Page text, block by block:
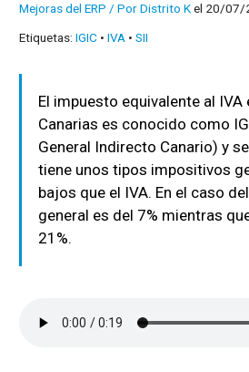
Mejoras del ERP / PorDistrito Kel 20/07/
Etiquetas:IGIC •IVA •SII
El impuesto equivalente al IVA
Canarias es conocido como
General Indirecto Canario) y
tiene unos tipos impositivos
bajos que el IVA. En el caso
general es del 7% mientras
21%.